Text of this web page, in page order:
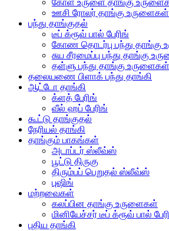
கோள உருளை தாங்கு
ஊசி ரோலர் தாங்கு உருளைகள்
பந்து தாங்குதல்
டீப் க்ரூவ் பால் பேரிங்
கோண தொடர்பு பந்து தாங்கு
சுய சீரமைப்பு பந்து தாங்கு
தள்ளு பந்து தாங்கு உருளைகள்
தலையணை பிளாக் பந்து தாங்கி
ஆட்டோ தாங்கி
க்ளத் பேரிங்
வீல் ஹப் பேரிங்
கூட்டு தாங்குதல்
நேரியல் தாங்கி
தாங்கும் பாகங்கள்
அடாப்டர் ஸ்லீவ்ஸ்
பூட்டு திருகு
திரும்பப் பெறுதல் ஸ்லீவ்ஸ்
புஷிங்
மற்றவைகள்
கலப்பின தாங்கு உருளைகள்
மினியேச்சர் டீப் க்ரூவ் பால்
புதிய தாங்கி